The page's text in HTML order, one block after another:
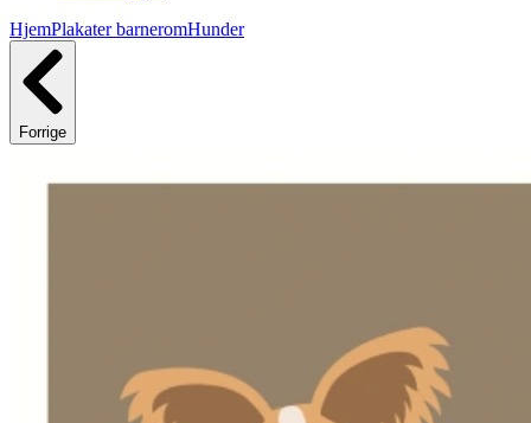
HjemPlakater barneromHunder
Forrige